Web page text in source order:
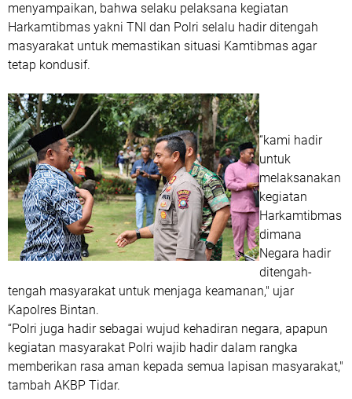
menyampaikan, bahwa selaku pelaksana kegiatan
Harkamtibmas yakni TNI dan Polri selalu hadir ditengah
masyarakat untuk memastikan situasi Kamtibmas agar
tetap kondusif.
“kami hadir
untuk
melaksanakan
kegiatan
Harkamtibmas
dimana
Negara hadir
ditengah-
tengah masyarakat untuk menjaga keamanan," ujar
Kapolres Bintan.
“Polri juga hadir sebagai wujud kehadiran negara, apapun
kegiatan masyarakat Polri wajib hadir dalam rangka
memberikan rasa aman kepada semua lapisan masyarakat,"
tambah AKBP Tidar.